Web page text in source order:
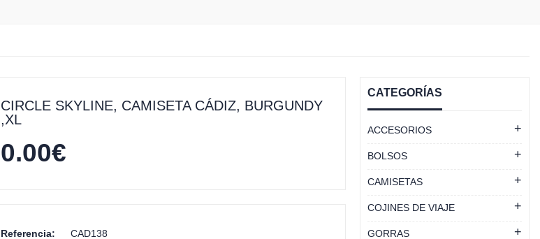
CIRCLE SKYLINE, CAMISETA CÁDIZ, BURGUNDY
,XL
0.00€
Referencia: CAD138
CATEGORÍAS
ACCESORIOS
BOLSOS
CAMISETAS
COJINES DE VIAJE
GORRAS